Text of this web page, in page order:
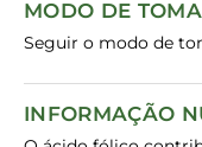
MODO DE TOMA
Seguir o modo de
INFORMAÇÃO